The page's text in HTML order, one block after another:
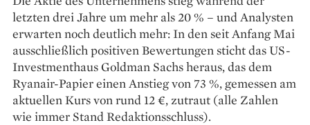
letzten drei ­Jahre um mehr als 20 % – und Analysten
erwarten noch deutlich mehr: In den seit Anfang Mai
ausschließlich positiven Bewertungen sticht das US-
Investmenthaus Goldman Sachs heraus, das dem
Ryanair-­Papier ­einen Anstieg von 73 %, gemessen am
aktuellen Kurs von rund 12 €, zutraut (alle Zahlen
wie immer Stand Redaktionsschluss).